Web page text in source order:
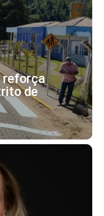
reforça
de